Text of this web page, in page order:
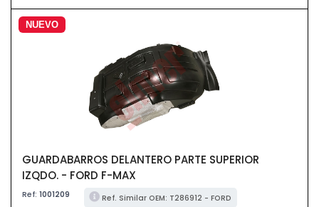
NUEVO
GUARDABARROS DELANTERO PARTE SUPERIOR
IZQDO. - FORD F-MAX
Ref: 1001209 Ref. Similar OEM: T286912 - FORD